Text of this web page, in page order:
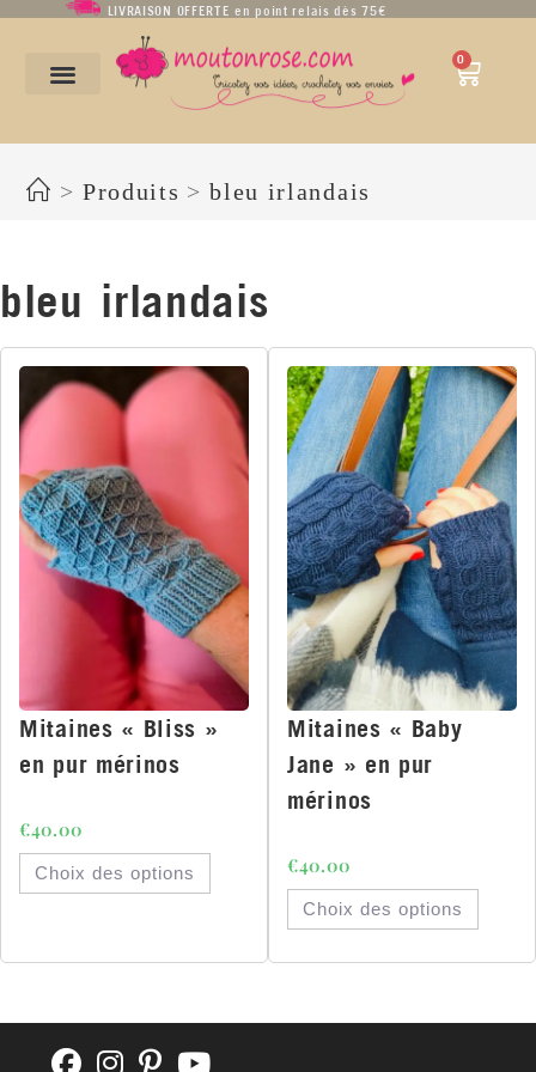
LIVRAISON OFFERTE en point relais dès 75€
0
> Produits > bleu irlandais
bleu irlandais
Mitaines « Bliss »
en pur mérinos
€40.00
Choix des options
Mitaines « Baby
Jane » en pur
mérinos
€40.00
Choix des options